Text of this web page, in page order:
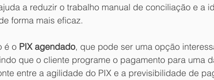
a reduzir o trabalho manual de conciliação e a
forma mais eficaz.
é o PIX agendado, que pode ser uma opção
que o cliente programe o pagamento para uma
entre a agilidade do PIX e a previsibilidade de